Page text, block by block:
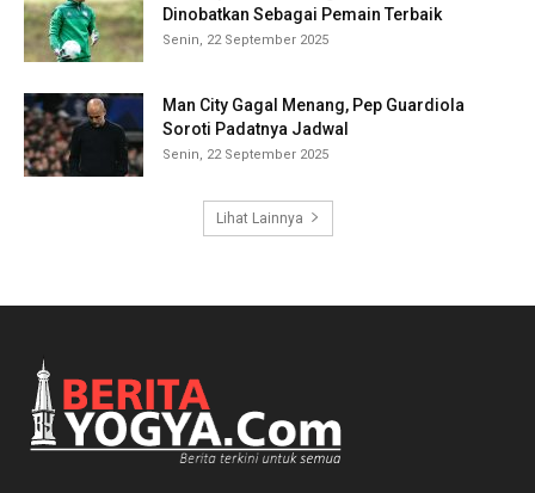
Dinobatkan Sebagai Pemain Terbaik
Senin, 22 September 2025
Man City Gagal Menang, Pep Guardiola
Soroti Padatnya Jadwal
Senin, 22 September 2025
Lihat Lainnya